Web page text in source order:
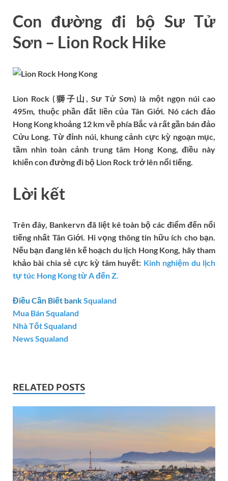
Con đường đi bộ Sư Tử
Sơn – Lion Rock Hike
Lion Rock (獅子山, Sư Tử Sơn) là một ngọn núi cao
495m, thuộc phần đất liền của Tân Giới. Nó cách đảo
Hong Kong khoảng 12 km về phía Bắc và rất gần bán đảo
Cửu Long. Từ đỉnh núi, khung cảnh cực kỳ ngoạn mục,
tầm nhìn toàn cảnh trung tâm Hong Kong, điều này
khiến con đường đi bộ Lion Rock trở lên nổi tiếng.
Lời kết
Trên đây, Bankervn đã liệt kê toàn bộ các điểm đến nổi
tiếng nhất Tân Giới. Hi vọng thông tin hữu ích cho bạn.
Nếu bạn đang lên kế hoạch du lịch Hong Kong, hãy tham
khảo bài chia sẻ cực kỳ tâm huyết: Kinh nghiệm du lịch
tự túc Hong Kong từ A đến Z.
Điều Cần Biết bankSqualand
Mua Bán Squaland
Nhà Tốt Squaland
News Squaland
RELATED POSTS